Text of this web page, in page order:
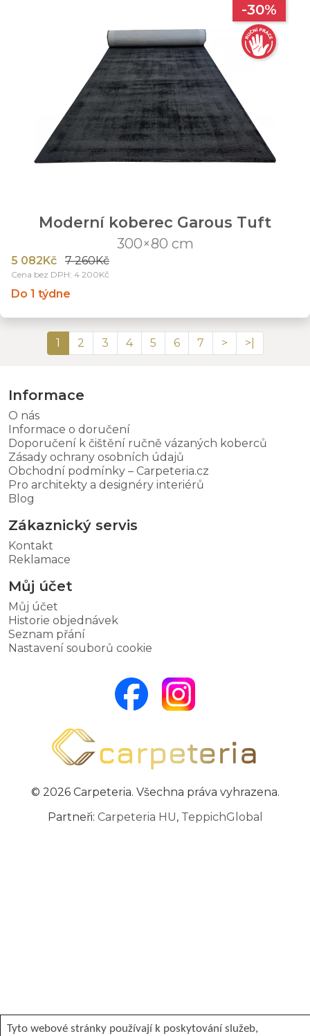
-30%
Moderní koberec Garous Tuft
300×80 cm
5 082Kč 7 260Kč
Cena bez DPH: 4 200Kč
Do 1 týdne
1 2 3 4 5 6 7 > >|
Informace
O nás
Informace o doručení
Doporučení k čištění ručně vázaných koberců
Zásady ochrany osobních údajů
Obchodní podmínky – Carpeteria.cz
Pro architekty a designéry interiérů
Blog
Zákaznický servis
Kontakt
Reklamace
Můj účet
Můj účet
Historie objednávek
Seznam přání
Nastavení souborů cookie
© 2026 Carpeteria. Všechna práva vyhrazena.
Partneři: Carpeteria HU, TeppichGlobal
Tyto webové stránky používají k poskytování služeb,